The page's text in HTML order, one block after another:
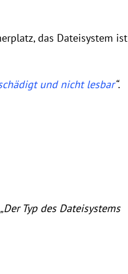
das Dateisystem ist
und nicht lesbar“.
„Der Typ des Dateisystems